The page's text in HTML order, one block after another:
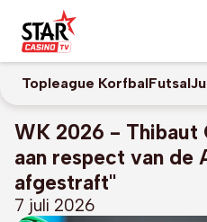
Topleague KorfbalFutsal
WK 2026 - Thibaut
aan respect van de
afgestraft"
7 juli 2026